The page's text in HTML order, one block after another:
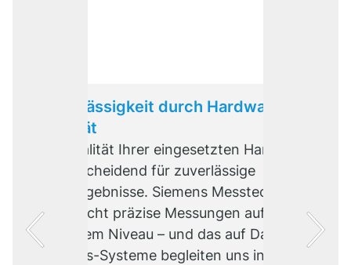
Zuverlässigkeit durch Hardware-
Qualität
Die Qualität Ihrer eingesetzten Hardware
ist entscheidend für zuverlässige
Messergebnisse. Siemens Messtechnik
ermöglicht präzise Messungen auf
höchstem Niveau – und das auf Dauer.
Siemens-Systeme begleiten uns in der